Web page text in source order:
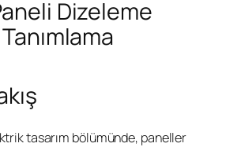
Dizeleme
tasarım bölümünde, paneller